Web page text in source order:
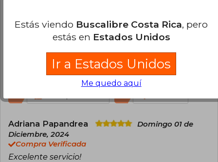
Septiembre, 2024
Libro cumple con las características indicadas. Si
bien demoró unos días más en llegar, esto se
compensó con una edición bien cuidada y en
excelente estado..
Adriana Papandrea
Domingo 01 de
Diciembre, 2024
Compra Verificada
Excelente servicio!
Estás viendo Buscalibre Costa Rica, pero
estás en Estados Unidos
Ir a Estados Unidos
Me quedo aquí